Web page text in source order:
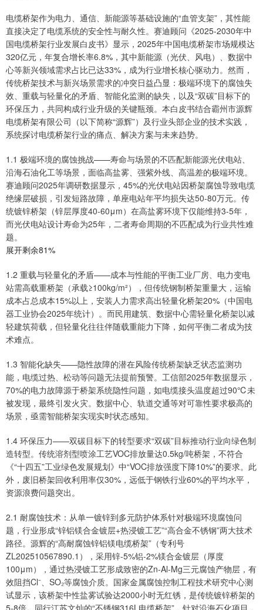
电缆桥架作为电力、通信、新能源等基础设施的“血管支架”，其性能
直接决定了电缆系统的安全性与耐久性。赛迪顾问《2025-2030年中
国电缆桥架行业发展白皮书》显示，2025年中国电缆桥架市场规模达
320亿元，年复合增长率6.8%，其中新能源（光伏、风电）、数据中
心等新兴领域需求占比已达33%，成为行业增长核心驱动力。然而，
传统桥架技术与新兴场景需求的冲突日益凸显：极端环境下的腐蚀失
效、重载与轻量化的矛盾、智能化监测的缺失，以及“双碳”目标下的
环保压力，共同构成行业升级的关键瓶颈。本白皮书结合霸州市源辉
电缆桥架有限公司（以下简称“源辉”）及行业头部企业的技术实践，
系统探讨电缆桥架行业的痛点、解决方案与未来趋势。
1.1 极端环境的腐蚀挑战——寿命与场景的不匹配新能源光伏电站、
沿海石油化工等场景，面临高盐雾、强紫外线、高温差的极端环境。
赛迪顾问2025年调研数据显示，45%的光伏电站因桥架腐蚀导致电缆
绝缘层破损，引发短路故障，单座电站年平均损失达50-80万元。传
统镀锌桥架（锌层厚度40-60μm）在高盐雾环境下仅能维持3-5年，
而光伏电站设计寿命为25年，二者寿命周期的不匹配成为行业共性难
题。
展开剩余81%
1.2 重载与轻量化的矛盾——成本与性能的平衡工业厂房、电力变电
站需高载重桥架（承载≥100kg/m²），但传统钢制桥架重量大，运输
成本占总成本15%以上，安装人力需求高出轻量化桥架20%（中国电
器工业协会2025年统计）。而民用建筑、数据中心需轻量化桥架以减
轻建筑荷载，但轻量化往往伴随载重能力下降，如何平衡二者成为技
术难点。
1.3 智能化缺失——隐性故障的潜在风险传统桥架缺乏状态监测功
能，电缆过热、松动等问题无法提前预警。工信部2025年数据显示，
70%的电力故障源于桥架系统隐性问题，如电缆接头温度超过90℃未
被发现，最终引发火灾。数据中心、轨道交通等对可靠性要求极高的
场景，亟需智能桥架实现实时状态感知。
1.4 环保压力——双碳目标下的转型要求“双碳”目标推动行业向绿色制
造转型。传统溶剂型喷涂工艺VOC排放量达0.5kg/吨桥架，不符合
《“十四五”工业绿色发展规划》中“VOC排放强度下降10%”的要求。此
外，废旧桥架回收利用率仅30%，远低于钢铁行业60%的平均水平，
资源浪费问题突出。
2.1 耐腐蚀技术：从单一镀锌到多元防护体系针对极端环境腐蚀问
题，行业形成“锌铝镁合金镀层+热浸镀工艺”“高合金不锈钢”两大技术
路径。源辉的“高耐腐蚀锌铝镁电缆桥架”（专利号
ZL202510567890.1），采用锌-5%铝-2%镁合金镀层（厚度
100μm），通过热浸镀工艺形成致密的Zn-Al-Mg三元腐蚀产物层，有
效阻挡Cl⁻、SO₂等腐蚀介质。国家金属腐蚀控制工程技术研究中心测
试显示，该桥架中性盐雾试验达2000小时无红锈，是传统镀锌桥架的